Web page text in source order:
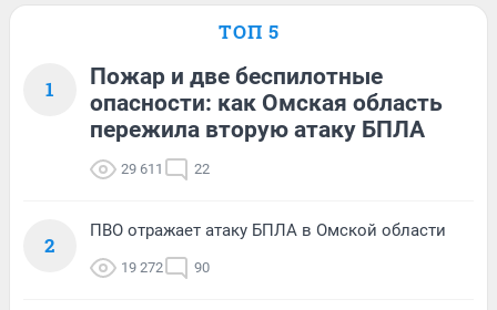
ТОП 5
1
Пожар и две беспилотные
опасности: как Омская область
пережила вторую атаку БПЛА
29 611 22
2
ПВО отражает атаку БПЛА в Омской области
19 272 90